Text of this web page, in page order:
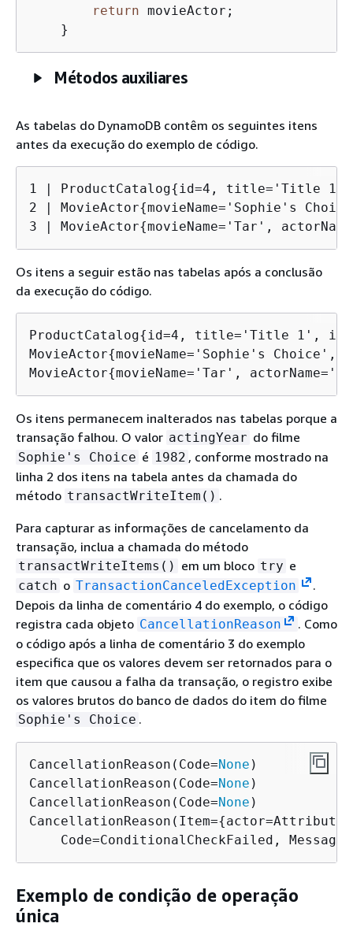
return movieActor;
    }
Métodos auxiliares
As tabelas do DynamoDB contêm os seguintes itens
antes da execução do exemplo de código.
1 | ProductCatalog{id=4, title='Title 1',
2 | MovieActor{movieName='Sophie's
3 | MovieActor{movieName='Tar',
Os itens a seguir estão nas tabelas após a conclusão
da execução do código.
ProductCatalog{id=4, title='Title 1',
MovieActor{movieName='Sophie's Choice',
MovieActor{movieName='Tar',
Os itens permanecem inalterados nas tabelas porque a
transação falhou. O valor actingYear do filme
Sophie's Choice é 1982 , conforme mostrado na
linha 2 dos itens na tabela antes da chamada do
método transactWriteItem() .
Para capturar as informações de cancelamento da
transação, inclua a chamada do método
transactWriteItems() em um bloco try e
catch o TransactionCanceledException
.
Depois da linha de comentário 4 do exemplo, o código
registra cada objeto CancellationReason
. Como
o código após a linha de comentário 3 do exemplo
especifica que os valores devem ser retornados para o
item que causou a falha da transação, o registro exibe
os valores brutos do banco de dados do item do filme
Sophie's Choice .
CancellationReason(Code=None )
CancellationReason(Code=None )
CancellationReason(Code=None )
CancellationReason(Item={
Code=ConditionalCheckFailed,
Exemplo de condição de operação
única